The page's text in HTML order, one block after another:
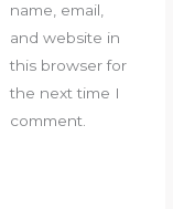
name, email,
and website in
this browser for
the next time I
comment.